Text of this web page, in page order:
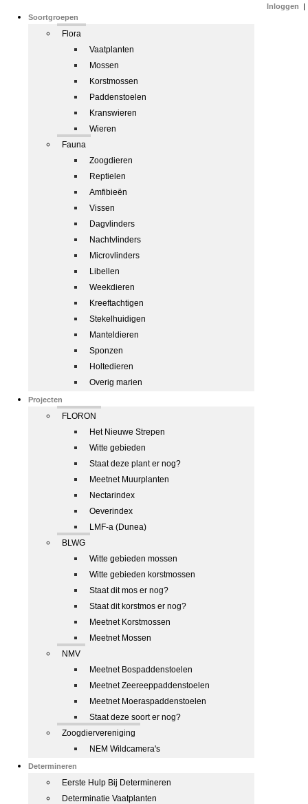
Soortgroepen
Flora
Vaatplanten
Mossen
Korstmossen
Paddenstoelen
Kranswieren
Wieren
Fauna
Zoogdieren
Reptielen
Amfibieën
Vissen
Dagvlinders
Nachtvlinders
Microvlinders
Libellen
Weekdieren
Kreeftachtigen
Stekelhuidigen
Manteldieren
Sponzen
Holtedieren
Overig marien
Projecten
FLORON
Het Nieuwe Strepen
Witte gebieden
Staat deze plant er nog?
Meetnet Muurplanten
Nectarindex
Oeverindex
LMF-a (Dunea)
BLWG
Witte gebieden mossen
Witte gebieden korstmossen
Staat dit mos er nog?
Staat dit korstmos er nog?
Meetnet Korstmossen
Meetnet Mossen
NMV
Meetnet Bospaddenstoelen
Meetnet Zeereeppaddenstoelen
Meetnet Moeraspaddenstoelen
Staat deze soort er nog?
Zoogdiervereniging
NEM Wildcamera's
Determineren
Eerste Hulp Bij Determineren
Determinatie Vaatplanten
Inloggen |